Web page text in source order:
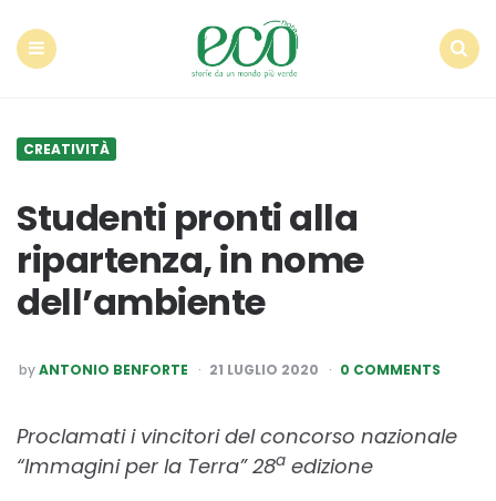
CREATIVITÀ
Studenti pronti alla
ripartenza, in nome
dell’ambiente
POSTED
BY
byANTONIO BENFORTE 21 LUGLIO 2020 0 COMMENTS
Proclamati i vincitori del concorso nazionale
“Immagini per la Terra” 28a edizione